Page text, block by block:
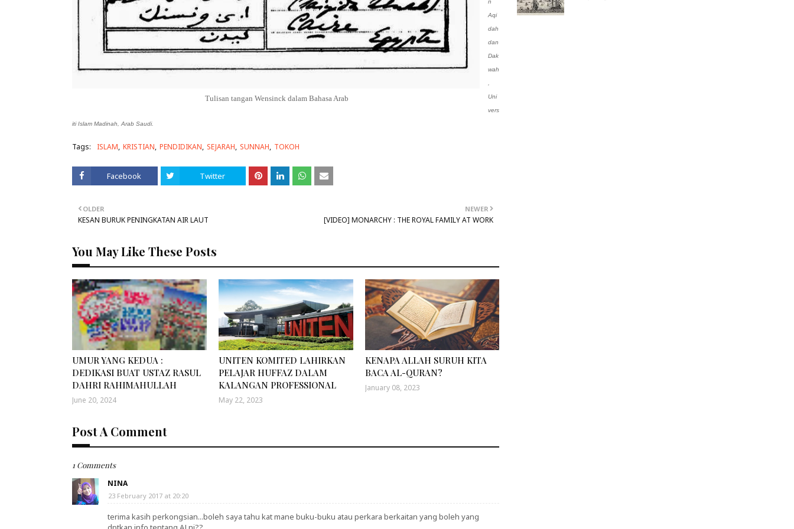
Tulisan tangan Wensinck dalam Bahasa Arab
n
Aqi
dah
dan
Dak
wah
Uni
vers
iti Islam Madinah, Arab Saudi.
Tags: ISLAM KRISTIAN PENDIDIKAN SEJARAH SUNNAH TOKOH
Facebook Twitter
NEWER
[VIDEO] MONARCHY : THE ROYAL FAMILY AT WORK
OLDER
KESAN BURUK PENINGKATAN AIR LAUT
You May Like These Posts
UMUR YANG KEDUA :
DEDIKASI BUAT USTAZ RASUL
DAHRI RAHIMAHULLAH
June 20, 2024
UNITEN KOMITED LAHIRKAN
PELAJAR HUFFAZ DALAM
KALANGAN PROFESSIONAL
May 22, 2023
KENAPA ALLAH SURUH KITA
BACA AL-QURAN?
January 08, 2023
Post A Comment
1 Comments
NINA
23 February 2017 at 20:20
terima kasih perkongsian...boleh saya tahu kat mane buku-buku atau perkara berkaitan yang boleh yang